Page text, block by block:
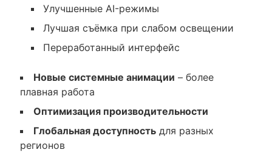
Улучшенные AI-режимы
Лучшая съёмка при слабом освещении
Переработанный интерфейс
Новые системные анимации – более
плавная работа
Оптимизация производительности
Глобальная доступность для разных
регионов